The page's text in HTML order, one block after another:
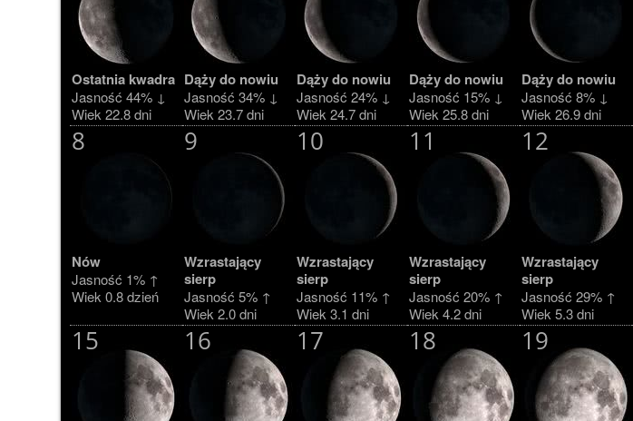
Ostatnia kwadra
Jasność 44% ↓
Wiek 22.8 dni
Dąży do nowiu
Jasność 34% ↓
Wiek 23.7 dni
Dąży do nowiu
Jasność 24% ↓
Wiek 24.7 dni
Dąży do nowiu
Jasność 15% ↓
Wiek 25.8 dni
Dąży do nowiu
Jasność 8% ↓
Wiek 26.9 dni
8
Nów
Jasność 1% ↑
Wiek 0.8 dzień
9
Wzrastający
sierp
Jasność 5% ↑
Wiek 2.0 dni
10
Wzrastający
sierp
Jasność 11% ↑
Wiek 3.1 dni
11
Wzrastający
sierp
Jasność 20% ↑
Wiek 4.2 dni
12
Wzrastający
sierp
Jasność 29% ↑
Wiek 5.3 dni
15 16 17 18 19